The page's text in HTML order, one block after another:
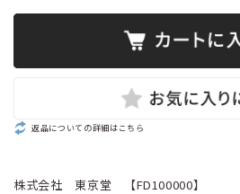
返品についての詳細はこちら
株式会社 東京堂 【FD100000】